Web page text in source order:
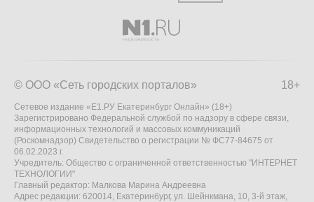
18+
© ООО «Сеть городских порталов»
Сетевое издание «Е1.РУ Екатеринбург Онлайн» (18+)
Зарегистрировано Федеральной службой по надзору в сфере связи,
информационных технологий и массовых коммуникаций
(Роскомнадзор) Свидетельство о регистрации № ФС77-84675 от
06.02.2023 г.
Учредитель: Общество с ограниченной ответственностью "ИНТЕРНЕТ
ТЕХНОЛОГИИ"
Главный редактор: Малкова Марина Андреевна
Адрес редакции: 620014, Екатеринбург, ул. Шейнкмана, 10, 3-й этаж,